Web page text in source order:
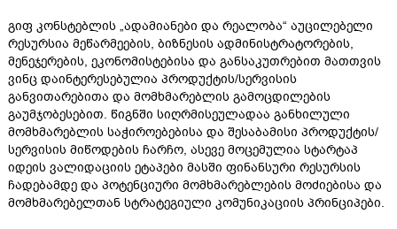
გიფ კონსტებლის „ადამიანები და რეალობა“ აუცილებელი
რესურსია მეწარმეების, ბიზნესის ადმინისტრატორების,
მენეჯერების, ეკონომისტებისა და განსაკუთრებით მათთვის
ვინც დაინტერესებულია პროდუქტის/სერვისის
განვითარებითა და მომხმარებლის გამოცდილების
გაუმჯობესებით. წიგნში სიღრმისეულადაა განხილული
მომხმარებლის საჭიროებებისა და შესაბამისი პროდუქტის/
სერვისის მიწოდების ჩარჩო, ასევე მოცემულია სტარტაპ
იდეის ვალიდაციის ეტაპები მასში ფინანსური რესურსის
ჩადებამდე და პოტენციური მომხმარებლების მოძიებისა და
მომხმარებელთან სტრატეგიული კომუნიკაციის პრინციპები.